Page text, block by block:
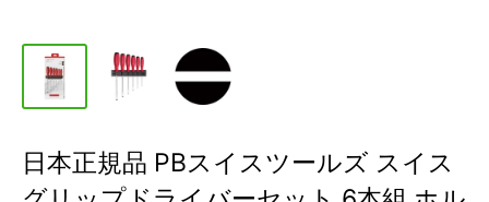
日本正規品 PBスイスツールズ スイス